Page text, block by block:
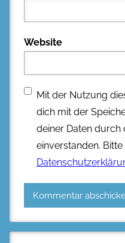
Website
Mit der Nutzung
dich mit der
deiner Daten durch
einverstanden.